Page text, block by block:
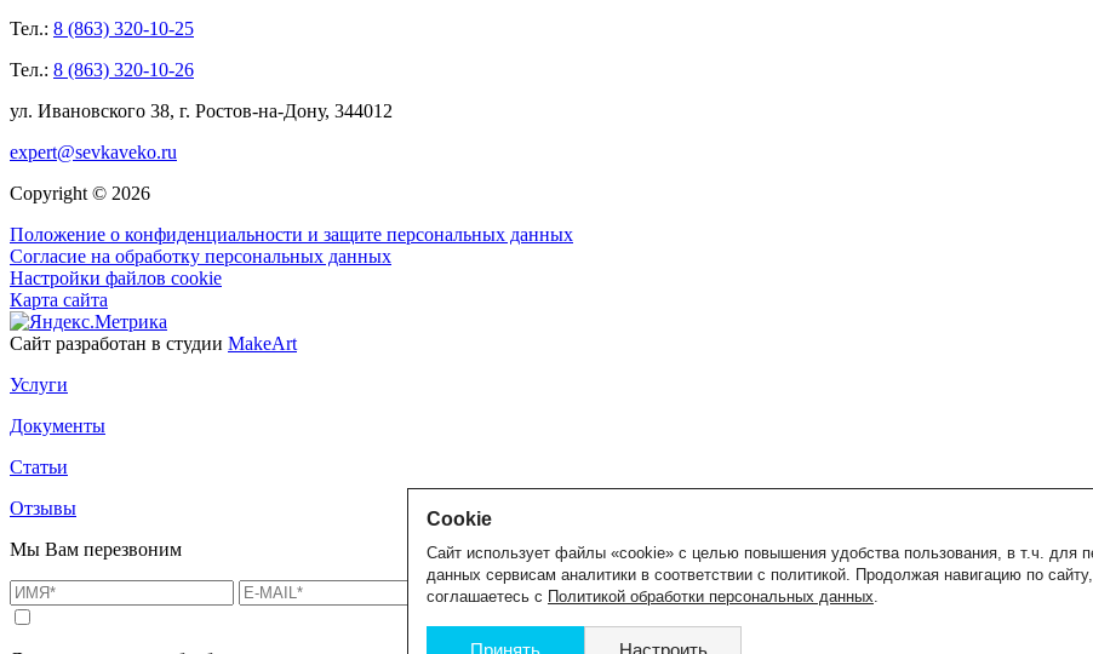
Тел.: 8 (863) 320-10-25
Тел.: 8 (863) 320-10-26
ул. Ивановского 38, г. Ростов-на-Дону, 344012
expert@sevkaveko.ru
Copyright © 2026
Положение о конфиденциальности и защите персональных данных
Согласие на обработку персональных данных
Настройки файлов cookie
Карта сайта
Сайт разработан в студии MakeArt
Услуги
Документы
Статьи
Отзывы
Мы Вам перезвоним
Сookie
Сайт использует файлы «cookie» с целью повышения удобства пользования, в т.ч. для
данных сервисам аналитики в соответствии с политикой. Продолжая навигацию по
соглашаетесь с Политикой обработки персональных данных.
Принять Настроить